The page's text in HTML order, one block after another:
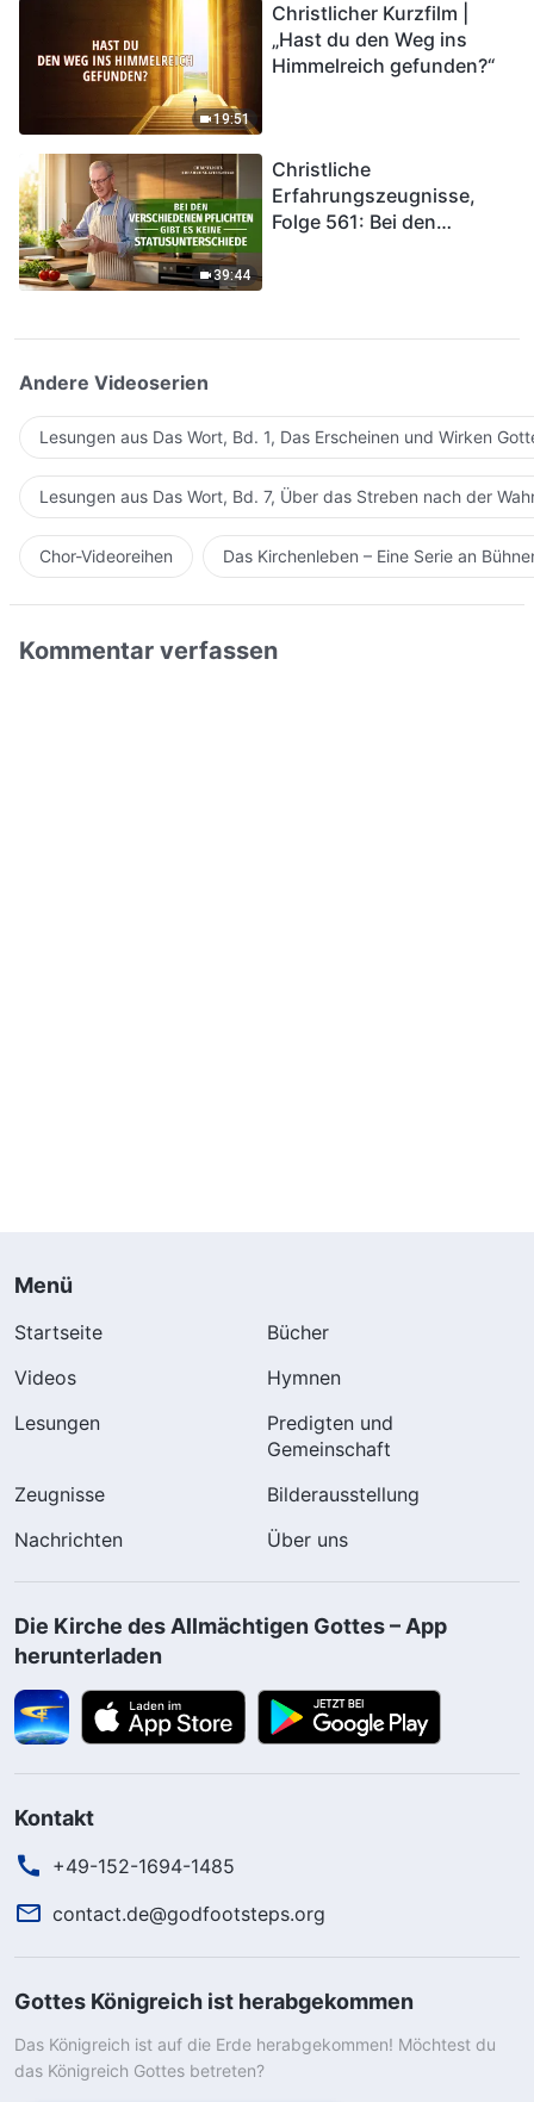
in das Königreich Gottes
eintreten?
19:51
Christlicher Kurzfilm |
„Hast du den Weg ins
Himmelreich gefunden?“
39:44
Christliche
Erfahrungszeugnisse,
Folge 561: Bei den
Andere Videoserien
Lesungen aus Das Wort, Bd. 1, Das Erscheinen und Wirken
Lesungen aus Das Wort, Bd. 7, Über das Streben nach der
Chor-Videoreihen Das Kirchenleben – Eine Serie an
Kommentar verfassen
Menü
Startseite
Bücher
Videos
Hymnen
Lesungen
Predigten und
Gemeinschaft
Zeugnisse
Bilderausstellung
Nachrichten
Über uns
Die Kirche des Allmächtigen Gottes – App
herunterladen
Kontakt
+49-152-1694-1485
contact.de@godfootsteps.org
Gottes Königreich ist herabgekommen
Das Königreich ist auf die Erde herabgekommen! Möchtest du
das Königreich Gottes betreten?